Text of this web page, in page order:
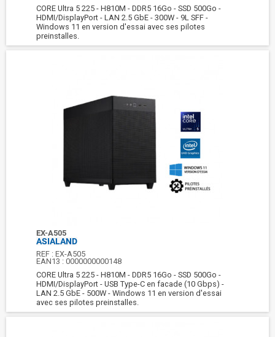
CORE Ultra 5 225 - H810M - DDR5 16Go - SSD 500Go -
HDMI/DisplayPort - LAN 2.5 GbE - 300W - 9L SFF -
Windows 11 en version d'essai avec ses pilotes
preinstalles.
EX-A505
ASIALAND
REF :EX-A505
EAN13 :0000000000148
CORE Ultra 5 225 - H810M - DDR5 16Go - SSD 500Go -
HDMI/DisplayPort - USB Type-C en facade (10 Gbps) -
LAN 2.5 GbE - 500W - Windows 11 en version d'essai
avec ses pilotes preinstalles.